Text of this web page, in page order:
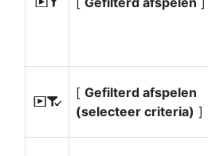
l
N
[ Gefilterd afspelen
(selecteer criteria) ]